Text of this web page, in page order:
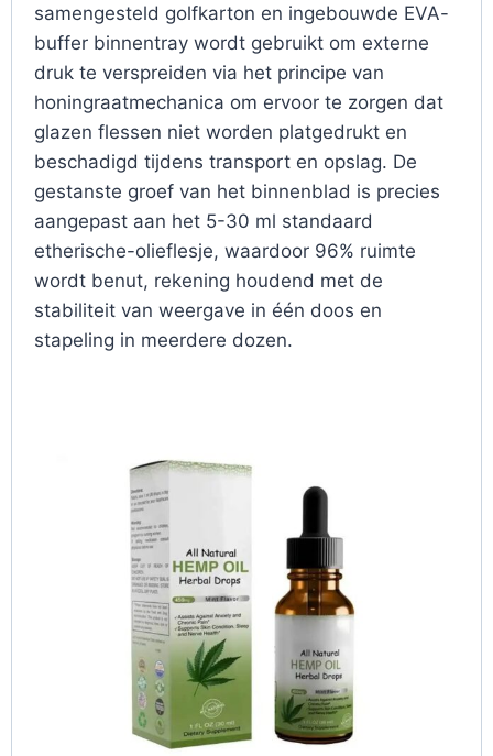
samengesteld golfkarton en ingebouwde EVA-
buffer binnentray wordt gebruikt om externe
druk te verspreiden via het principe van
honingraatmechanica om ervoor te zorgen dat
glazen flessen niet worden platgedrukt en
beschadigd tijdens transport en opslag. De
gestanste groef van het binnenblad is precies
aangepast aan het 5-30 ml standaard
etherische-olieflesje, waardoor 96% ruimte
wordt benut, rekening houdend met de
stabiliteit van weergave in één doos en
stapeling in meerdere dozen.